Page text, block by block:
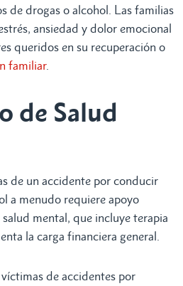
de drogas o alcohol. Las familias
ansiedad y dolor emocional
queridos en su recuperación o
familiar.
de Salud
de un accidente por conducir
a menudo requiere apoyo
mental, que incluye terapia
la carga financiera general.
de accidentes por